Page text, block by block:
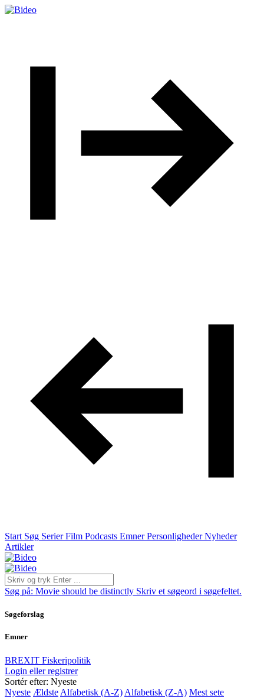
Start Søg Serier Film Podcasts Emner Personligheder Nyheder
Artikler
Søg på: Movie should be distinctly Skriv et søgeord i søgefeltet.
Søgeforslag
Emner
BREXIT Fiskeripolitik
Login eller registrer
Sortér efter: Nyeste
Nyeste Ældste Alfabetisk (A-Z) Alfabetisk (Z-A) Mest sete